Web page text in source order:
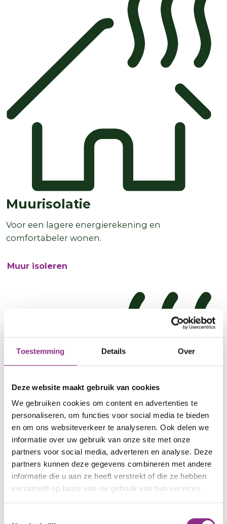
Toestemming Details Over
Deze website maakt gebruik van cookies
We gebruiken cookies om content en advertenties te
personaliseren, om functies voor social media te bieden
en om ons websiteverkeer te analyseren. Ook delen we
informatie over uw gebruik van onze site met onze
partners voor social media, adverteren en analyse. Deze
partners kunnen deze gegevens combineren met andere
informatie die u aan ze heeft verstrekt of die ze hebben
verzameld op basis van uw gebruik van hun services.
Muurisolatie
Voor een lagere energierekening en
comfortabeler wonen.
Muur isoleren